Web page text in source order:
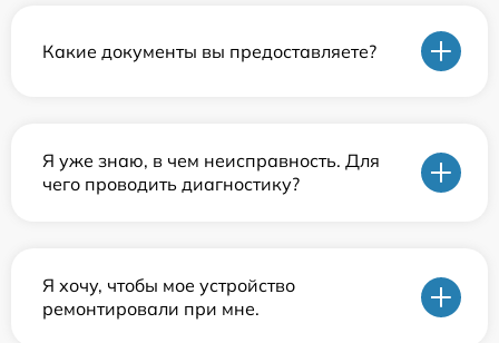
Какие документы вы предоставляете?
Я уже знаю, в чем неисправность. Для
чего проводить диагностику?
Я хочу, чтобы мое устройство
ремонтировали при мне.